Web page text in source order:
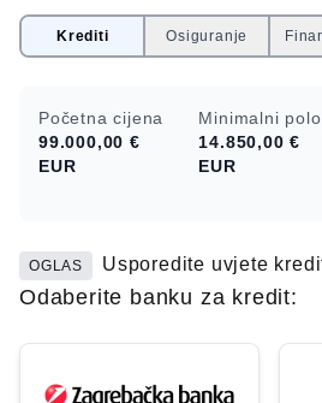
Krediti Osiguranje
Početna cijena
99.000,00 €
EUR
Minimalni
14.850,00 €
EUR
OGLAS Usporedite uvjete
Odaberite banku za kredit: